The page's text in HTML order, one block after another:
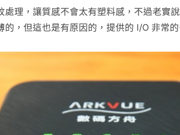
處理，讓質感不會太有塑料感，不過老實
的，但這也是有原因的，提供的 I/O 非常的